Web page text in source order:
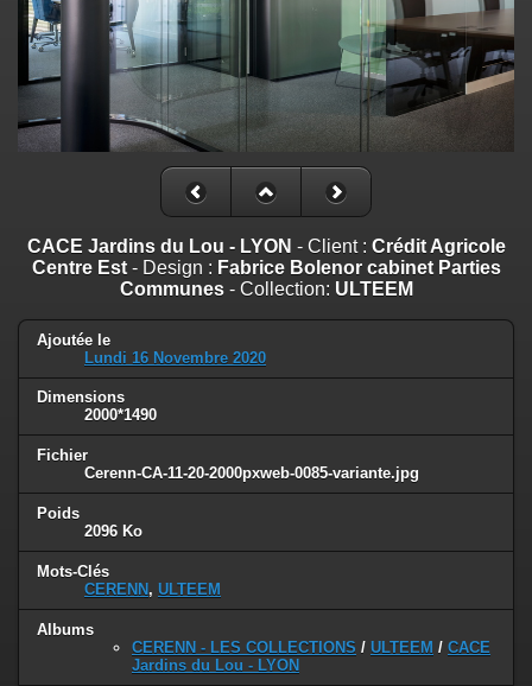
CACE Jardins du Lou - LYON - Client : Crédit Agricole
Centre Est- Design : Fabrice Bolenor cabinet Parties
Communes- Collection: ULTEEM
Ajoutée le
Lundi 16 Novembre 2020
Dimensions
2000*1490
Fichier
Cerenn-CA-11-20-2000pxweb-0085-variante.jpg
Poids
2096 Ko
Mots-Clés
CERENN , ULTEEM
Albums
CERENN - LES COLLECTIONS / ULTEEM / CACE
Jardins du Lou - LYON